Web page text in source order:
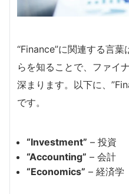
“Finance”に関連する言
らを知ることで、ファイ
深まります。以下に、
です。
“Investment” – 投資
“Accounting” – 会計
“Economics” – 経済学